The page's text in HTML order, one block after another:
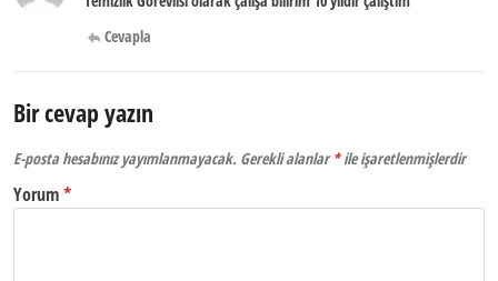
Cevapla
Bir cevap yazın
E-posta hesabınız yayımlanmayacak. Gerekli alanlar*ile işaretlenmişlerdir
Yorum*